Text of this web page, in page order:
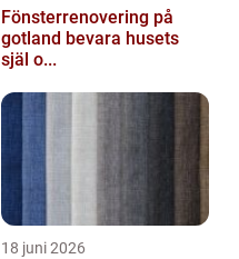
Fönsterrenovering på
gotland bevara husets
själ o...
18 juni 2026